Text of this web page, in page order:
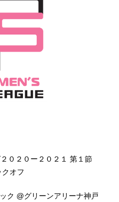
０２０ー２０２１ 第１節
オフ
ク @グリーンアリーナ神戸